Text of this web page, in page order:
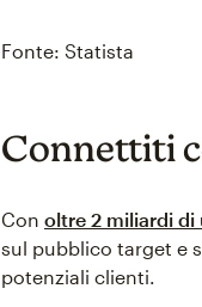
Fonte: Statista
Connettiti
Con oltre 2 miliardi di
sul pubblico target e
potenziali clienti.